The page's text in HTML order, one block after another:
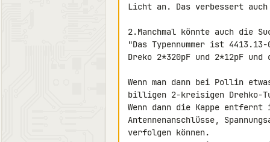
Licht an. Das verbessert
2.Manchmal könnte auch die
"Das Typennummer ist
Dreko 2*320pF und 2*12pF
Wenn man dann bei Pollin
billigen 2-kreisigen Drehko-
Wenn dann die Kappe
Antennenanschlüsse,
verfolgen können.